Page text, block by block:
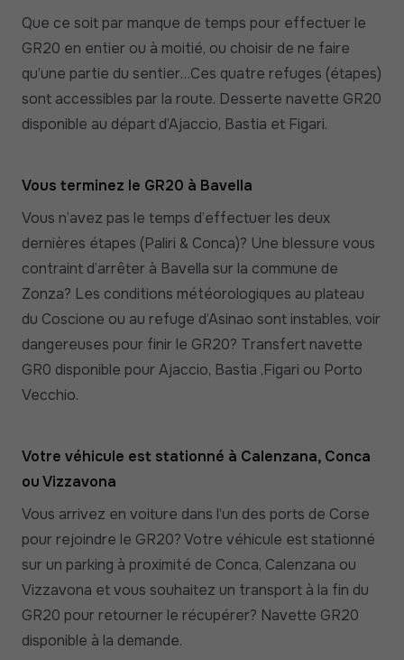
Que ce soit par manque de temps pour effectuer le
GR20 en entier ou à moitié, ou choisir de ne faire
qu’une partie du sentier…Ces quatre refuges (étapes)
sont accessibles par la route. Desserte navette GR20
disponible au départ d’Ajaccio, Bastia et Figari.
Vous terminez le GR20 à Bavella
Vous n’avez pas le temps d’effectuer les deux
dernières étapes (Paliri & Conca)? Une blessure vous
contraint d’arrêter à Bavella sur la commune de
Zonza? Les conditions météorologiques au plateau
du Coscione ou au refuge d’Asinao sont instables, voir
dangereuses pour finir le GR20? Transfert navette
GR0 disponible pour Ajaccio, Bastia ,Figari ou Porto
Vecchio.
Votre véhicule est stationné à Calenzana, Conca
ou Vizzavona
Vous arrivez en voiture dans l’un des ports de Corse
pour rejoindre le GR20? Votre véhicule est stationné
sur un parking à proximité de Conca, Calenzana ou
Vizzavona et vous souhaitez un transport à la fin du
GR20 pour retourner le récupérer? Navette GR20
disponible à la demande.